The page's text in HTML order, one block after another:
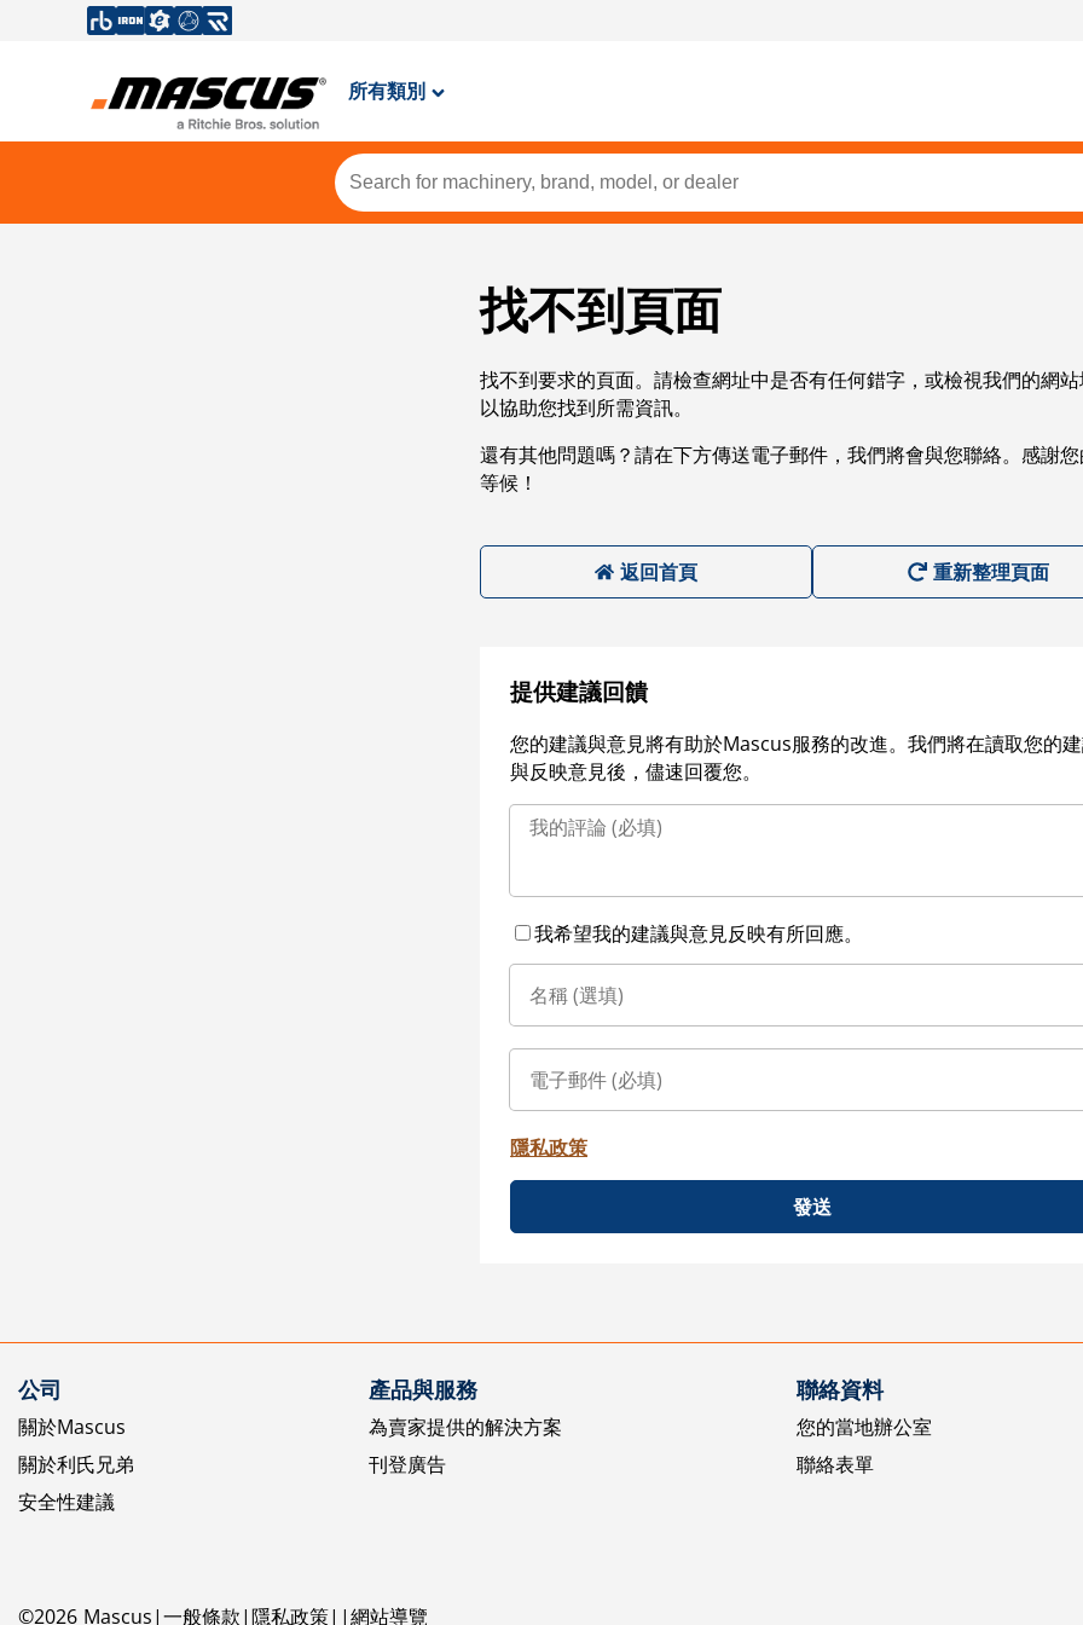
所有類別
找不到頁面
找不到要求的頁面。請檢查網址中是否有任何錯字，或檢視我們的網
以協助您找到所需資訊。
還有其他問題嗎？請在下方傳送電子郵件，我們將會與您聯絡。感謝
等候！
返回首頁 重新整理頁面
提供建議回饋
您的建議與意見將有助於Mascus服務的改進。我們將在讀取您的
與反映意見後，儘速回覆您。
我希望我的建議與意見反映有所回應。
隱私政策
發送
公司
關於Mascus
關於利氏兄弟
安全性建議
產品與服務
為賣家提供的解決方案
刊登廣告
聯絡資料
您的當地辦公室
聯絡表單
©2026 Mascus 一般條款 隱私政策 網站導覽